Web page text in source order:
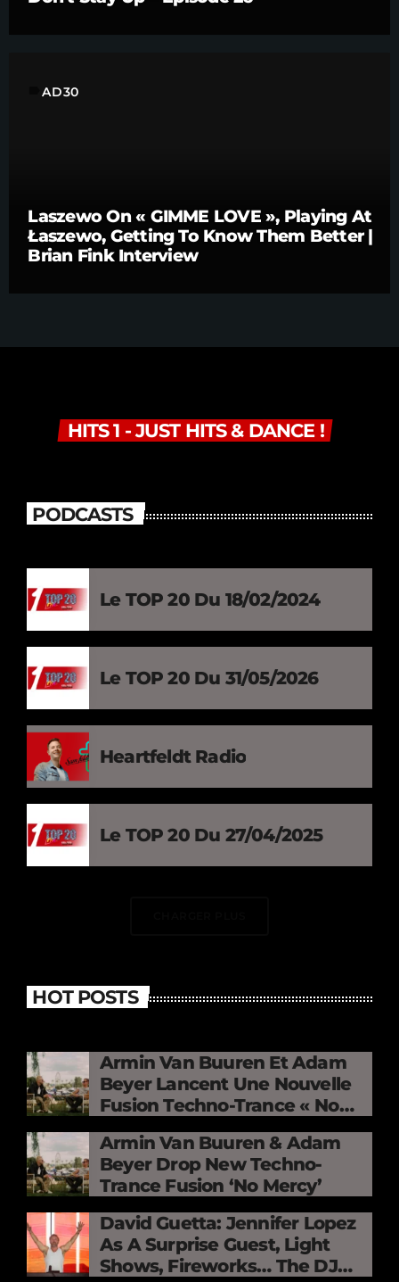
AD30
Laszewo On « GIMME LOVE », Playing At
Łaszewo, Getting To Know Them Better |
Brian Fink Interview
HITS 1 - JUST HITS & DANCE !
PODCASTS
Le TOP 20 Du 18/02/2024
Le TOP 20 Du 31/05/2026
Heartfeldt Radio
Le TOP 20 Du 27/04/2025
HOT POSTS
Armin Van Buuren Et Adam
Beyer Lancent Une Nouvelle
Fusion Techno-Trance « No
Mercy »
Armin Van Buuren & Adam
Beyer Drop New Techno-
Trance Fusion ‘No Mercy’
David Guetta: Jennifer Lopez
As A Surprise Guest, Light
Shows, Fireworks… The DJ